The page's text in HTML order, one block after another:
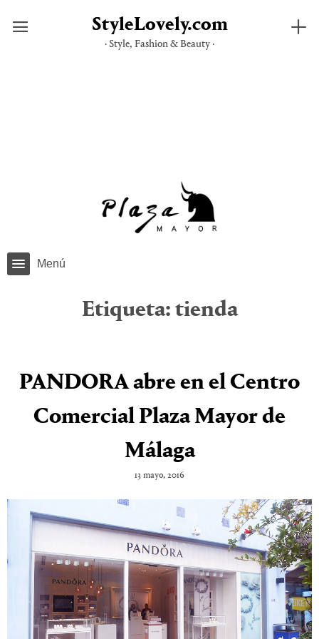
StyleLovely.com
· Style, Fashion & Beauty ·
Menú
Etiqueta: tienda
PANDORA abre en el Centro
Comercial Plaza Mayor de
Málaga
13 mayo, 2016